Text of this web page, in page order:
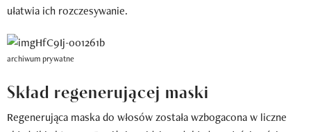
ułatwia ich rozczesywanie.
archiwum prywatne
Skład regenerującej maski
Regenerująca maska do włosów została wzbogacona w liczne